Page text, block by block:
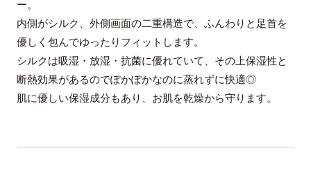
ー。
内側がシルク、外側画面の二重構造で、ふんわりと足首を
優しく包んでゆったりフィットします。
シルクは吸湿・放湿・抗菌に優れていて、その上保湿性と
断熱効果があるのでぽかぽかなのに蒸れずに快適◎
肌に優しい保湿成分もあり、お肌を乾燥から守ります。
素材